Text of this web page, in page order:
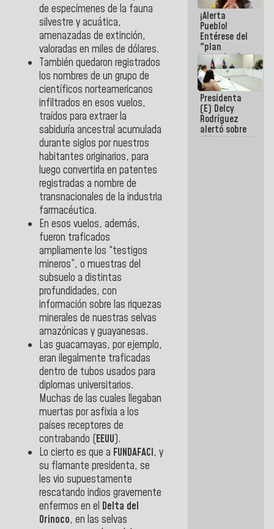
de especímenes de la fauna
silvestre y acuática,
amenazadas de extinción,
valoradas en miles de dólares.
También quedaron registrados
los nombres de un grupo de
científicos norteamericanos
infiltrados en esos vuelos,
traídos para extraer la
sabiduría ancestral acumulada
durante siglos por nuestros
habitantes originarios, para
luego convertirla en patentes
registradas a nombre de
transnacionales de la industria
farmacéutica.
En esos vuelos, además,
fueron traficados
ampliamente los “testigos
mineros”, o muestras del
subsuelo a distintas
profundidades, con
información sobre las riquezas
minerales de nuestras selvas
amazónicas y guayanesas.
Las guacamayas, por ejemplo,
eran ilegalmente traficadas
dentro de tubos usados para
diplomas universitarios.
Muchas de las cuales llegaban
muertas por asfixia a los
países receptores de
contrabando (EEUU).
Lo cierto es que a FUNDAFACI, y
su flamante presidenta, se
les vio supuestamente
rescatando indios gravemente
enfermos en el Delta del
Orinoco, en las selvas
Recreación
Vacacional
¡Alerta
Pueblo!
Entérese del
"plan
enjambre"
de La Sayo
para
sabotear el
diálogo y
promover el
caos
Presidenta
(E) Delcy
Rodríguez
alertó sobre
el impacto